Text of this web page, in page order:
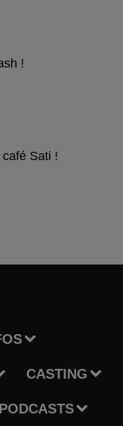
!
Sati !
CASTING
PODCASTS